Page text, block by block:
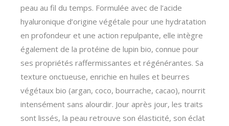
peau au fil du temps. Formulée avec de l’acide
hyaluronique d’origine végétale pour une hydratation
en profondeur et une action repulpante, elle intègre
également de la protéine de lupin bio, connue pour
ses propriétés raffermissantes et régénérantes. Sa
texture onctueuse, enrichie en huiles et beurres
végétaux bio (argan, coco, bourrache, cacao), nourrit
intensément sans alourdir. Jour après jour, les traits
sont lissés, la peau retrouve son élasticité, son éclat